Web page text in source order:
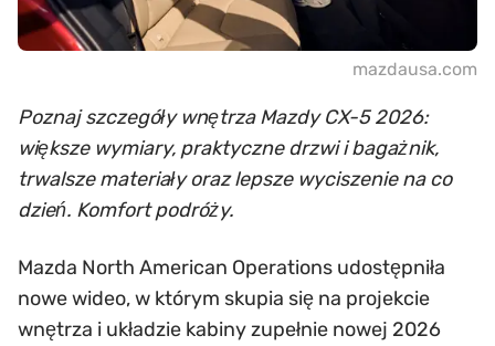
mazdausa.com
Poznaj szczegóły wnętrza Mazdy CX-5 2026:
większe wymiary, praktyczne drzwi i bagażnik,
trwalsze materiały oraz lepsze wyciszenie na co
dzień. Komfort podróży.
Mazda North American Operations udostępniła
nowe wideo, w którym skupia się na projekcie
wnętrza i układzie kabiny zupełnie nowej 2026